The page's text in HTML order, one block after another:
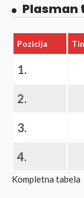
Plasman
Pozicija
1.
2.
3.
4.
Kompletna tabela